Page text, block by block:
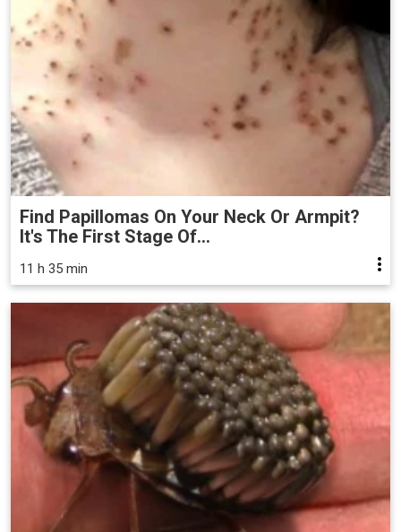
Find Papillomas On Your Neck Or Armpit?
It's The First Stage Of...
11 h 35 min